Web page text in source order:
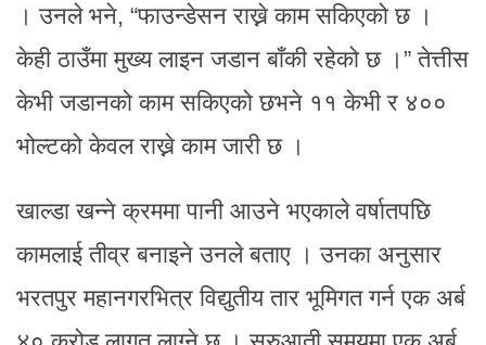
। उनले भने, “फाउन्डेसन राख्ने काम सकिएको छ ।
केही ठाउँमा मुख्य लाइन जडान बाँकी रहेको छ ।” तेत्तीस
केभी जडानको काम सकिएको छभने ११ केभी र ४००
भोल्टको केवल राख्ने काम जारी छ ।
खाल्डा खन्ने क्रममा पानी आउने भएकाले वर्षातपछि
कामलाई तीव्र बनाइने उनले बताए । उनका अनुसार
भरतपुर महानगरभित्र विद्युतीय तार भूमिगत गर्न एक अर्ब